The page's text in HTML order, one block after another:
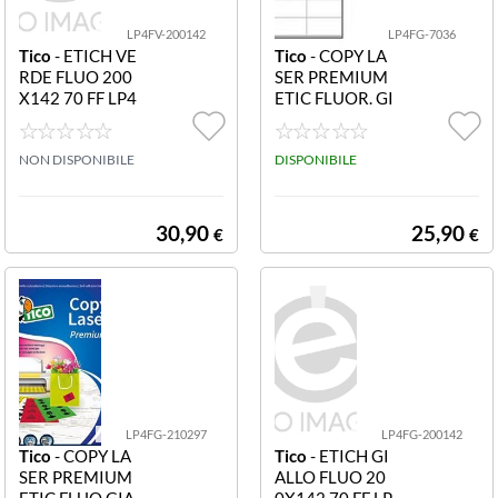
LP4FV-200142
Tico - ETICH VE
RDE FLUO 200
X142 70 FF LP4
FV-200142 Etic
hette in carta ve
rde fluorescente
nkjet 70 ff
NON DISPONIBILE
30,90 €
LP4FG-7036
Tico - COPY LA
SER PREMIUM
ETIC FLUOR. GI
ALLO DIAM.70
X36 SING. LP4F
G-7036 AUTOA
R FOGLIO 24 (7
ASER/COPY
DISPONIBILE
25,90 €
LP4FG-210297
Tico - COPY LA
SER PREMIUM
LP4FG-200142
Tico - ETICH GI
ALLO FLUO 20